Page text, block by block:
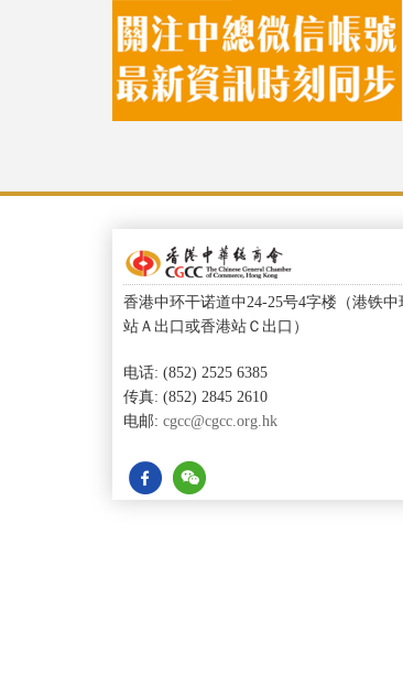
香港中环干诺道中24-25号4字楼（港铁中
站Ａ出口或香港站Ｃ出口）
电话: (852) 2525 6385
传真: (852) 2845 2610
电邮: cgcc@cgcc.org.hk